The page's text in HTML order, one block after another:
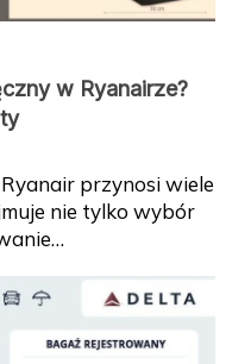
w Ryanairze?
przynosi wiele
nie tylko wybór